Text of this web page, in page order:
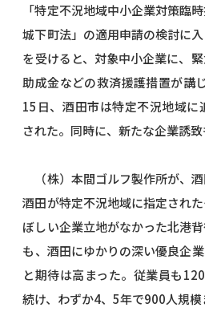
「特定不況地域中小企業対策臨
城下町法」の適用申請の検討に
を受けると、対象中小企業に、
助成金などの救済援護措置が講
15日、酒田市は特定不況地域に
された。同時に、新たな企業誘致
（株）本間ゴルフ製作所が、酒
酒田が特定不況地域に指定され
ぼしい企業立地がなかった北港
も、酒田にゆかりの深い優良企
と期待は高まった。従業員も
続け、わずか4、5年で900人規模